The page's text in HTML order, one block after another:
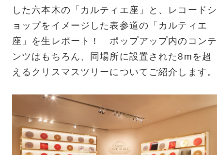
した六本木の「カルティエ座」と、レコードシ
ョップをイメージした表参道の「カルティエ
座」を生レポート！ ポップアップ内のコンテ
ンツはもちろん、同場所に設置された8mを超
えるクリスマスツリーについてご紹介します。